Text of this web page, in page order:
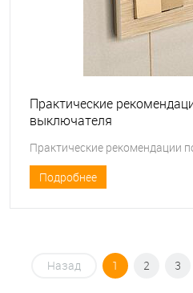
Практические
выключателя
Практические рекомендации
Подробнее
Назад 1 2 3